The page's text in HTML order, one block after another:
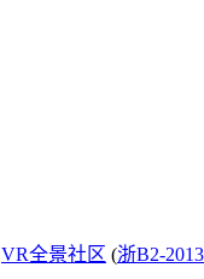
VR全景社区 (浙B2-